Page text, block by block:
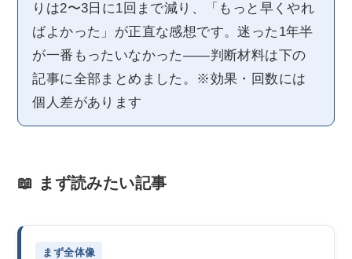
りは2〜3日に1回まで減り、「もっと早くやれ
ばよかった」が正直な感想です。迷った1年半
が一番もったいなかった——判断材料は下の
記事に全部まとめました。※効果・回数には
個人差があります
📖 まず読みたい記事
まず全体像